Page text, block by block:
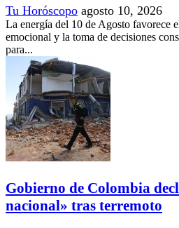
Tu Horóscopo agosto 10, 2026
La energía del 10 de Agosto favorece
emocional y la toma de decisiones
para...
Gobierno de Colombia
nacional» tras terremoto